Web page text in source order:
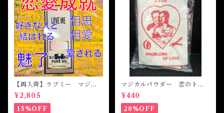
【再入荷】ラブミー マジカ
ルオイル・魔女オイル Love
Me Magical Oil
¥2,805
15%OFF
マジカルパウダー 恋のトラ
ブル Magical Powder PR
OBLEM OF LOVE
¥440
20%OFF